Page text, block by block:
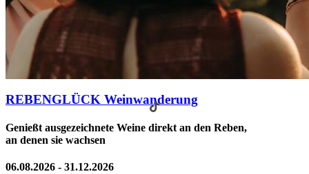
REBENGLÜCK Weinwanderung
Genießt ausgezeichnete Weine direkt an den Reben,
an denen sie wachsen
06.08.2026 - 31.12.2026